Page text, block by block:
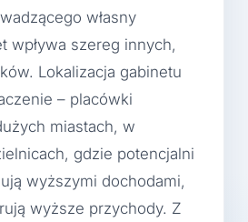
własny
wpływa szereg innych,
Lokalizacja gabinetu
– placówki
miastach, w
gdzie potencjalni
wyższymi dochodami,
wyższe przychody. Z